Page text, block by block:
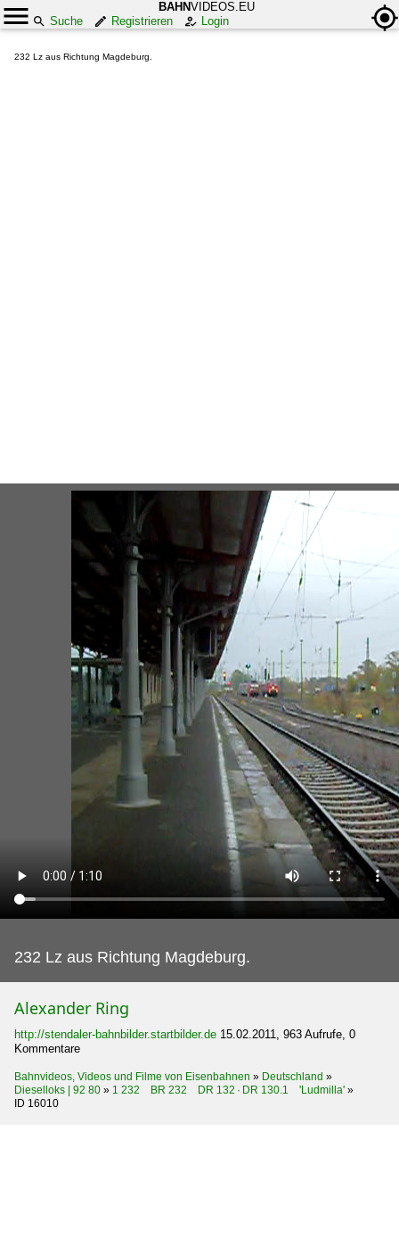
BAHNVIDEOS.EU
Suche
Registrieren Login
232 Lz aus Richtung Magdeburg.
232 Lz aus Richtung Magdeburg.
Alexander Ring
http://stendaler-bahnbilder.startbilder.de 15.02.2011, 963 Aufrufe, 0
Kommentare
Bahnvideos, Videos und Filme von Eisenbahnen » Deutschland »
Dieselloks | 92 80 » 1 232 BR 232 DR 132 · DR 130.1 'Ludmilla' »
ID 16010